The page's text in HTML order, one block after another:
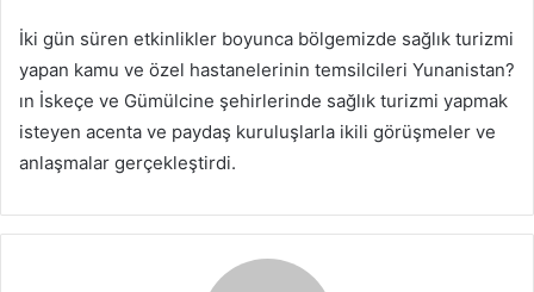
İki gün süren etkinlikler boyunca bölgemizde sağlık turizmi
yapan kamu ve özel hastanelerinin temsilcileri Yunanistan?
ın İskeçe ve Gümülcine şehirlerinde sağlık turizmi yapmak
isteyen acenta ve paydaş kuruluşlarla ikili görüşmeler ve
anlaşmalar gerçekleştirdi.